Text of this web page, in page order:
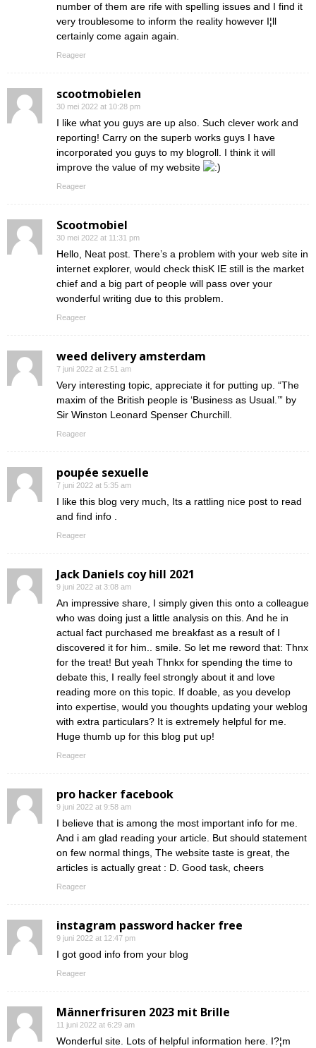
number of them are rife with spelling issues and I find it
very troublesome to inform the reality however I¦ll
certainly come again again.
Reageer
scootmobielen
30 mei 2022 at 10:28 pm
I like what you guys are up also. Such clever work and
reporting! Carry on the superb works guys I have
incorporated you guys to my blogroll. I think it will
improve the value of my website
Reageer
Scootmobiel
30 mei 2022 at 11:31 pm
Hello, Neat post. There’s a problem with your web site in
internet explorer, would check thisK IE still is the market
chief and a big part of people will pass over your
wonderful writing due to this problem.
Reageer
weed delivery amsterdam
7 juni 2022 at 2:51 am
Very interesting topic, appreciate it for putting up. “The
maxim of the British people is ‘Business as Usual.’” by
Sir Winston Leonard Spenser Churchill.
Reageer
poupée sexuelle
7 juni 2022 at 5:35 am
I like this blog very much, Its a rattling nice post to read
and find info .
Reageer
Jack Daniels coy hill 2021
9 juni 2022 at 3:08 am
An impressive share, I simply given this onto a colleague
who was doing just a little analysis on this. And he in
actual fact purchased me breakfast as a result of I
discovered it for him.. smile. So let me reword that: Thnx
for the treat! But yeah Thnkx for spending the time to
debate this, I really feel strongly about it and love
reading more on this topic. If doable, as you develop
into expertise, would you thoughts updating your weblog
with extra particulars? It is extremely helpful for me.
Huge thumb up for this blog put up!
Reageer
pro hacker facebook
9 juni 2022 at 9:58 am
I believe that is among the most important info for me.
And i am glad reading your article. But should statement
on few normal things, The website taste is great, the
articles is actually great : D. Good task, cheers
Reageer
instagram password hacker free
9 juni 2022 at 12:47 pm
I got good info from your blog
Reageer
Männerfrisuren 2023 mit Brille
11 juni 2022 at 6:29 am
Wonderful site. Lots of helpful information here. I?¦m